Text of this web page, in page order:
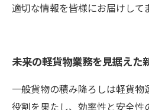
適切な情報を皆様にお届けして
未来の軽貨物業務を見据えた
一般貨物の積み降ろしは軽貨
役割を果たし、効率性と安全性